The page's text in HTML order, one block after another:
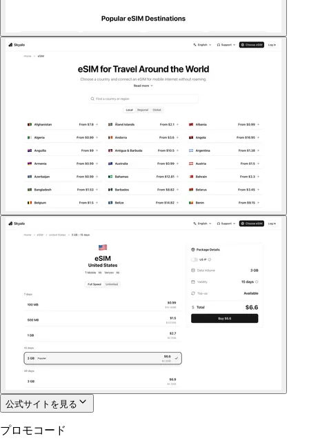
公式サイトを見る
プロモコード